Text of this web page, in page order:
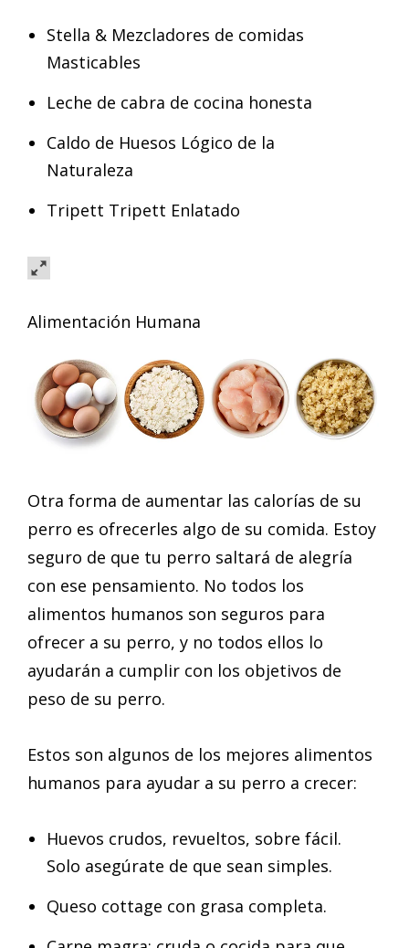
Stella & Mezcladores de comidas
Masticables
Leche de cabra de cocina honesta
Caldo de Huesos Lógico de la
Naturaleza
Tripett Tripett Enlatado
Alimentación Humana
Otra forma de aumentar las calorías de su
perro es ofrecerles algo de su comida. Estoy
seguro de que tu perro saltará de alegría
con ese pensamiento. No todos los
alimentos humanos son seguros para
ofrecer a su perro, y no todos ellos lo
ayudarán a cumplir con los objetivos de
peso de su perro.
Estos son algunos de los mejores alimentos
humanos para ayudar a su perro a crecer:
Huevos crudos, revueltos, sobre fácil.
Solo asegúrate de que sean simples.
Queso cottage con grasa completa.